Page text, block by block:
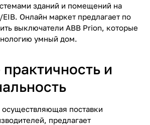
зданий и помещений на
Онлайн маркет предлагает по
выключатели ABB Prion, которые
умный дом.
практичность и
поставки
предлагает